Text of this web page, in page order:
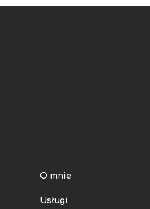
O mnie
Usługi